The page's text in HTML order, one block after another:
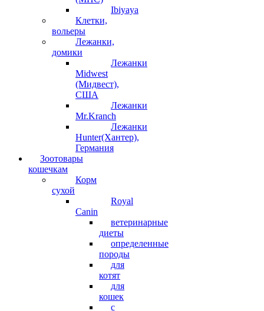
Ibiyaya
Клетки,
вольеры
Лежанки,
домики
Лежанки
Midwest
(Мидвест),
США
Лежанки
Mr.Kranch
Лежанки
Hunter(Хантер),
Германия
Зоотовары
кошечкам
Корм
сухой
Royal
Canin
ветеринарные
диеты
определенные
породы
для
котят
для
кошек
с